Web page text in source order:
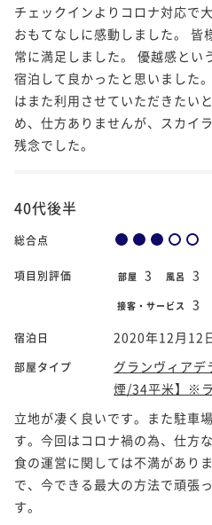
チェックインよりコロナ対応で
おもてなしに感動しました。 皆
常に満足しました。 優越感とい
宿泊して良かったと思いました
はまた利用させていただきたい
め、仕方ありませんが、スカイ
残念でした。
40代後半
総合点
項目別評価 部屋 3 風呂 3
接客・サービス 3
宿泊日 2020年12月12
部屋タイプ
グランヴィア
煙/34平米】※
立地が凄く良いです。また駐車
す。今回はコロナ禍の為、仕方
食の運営に関しては不満があり
で、今できる最大の方法で頑張
す。